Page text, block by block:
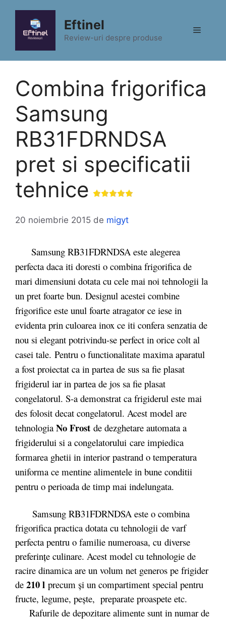
conținut
Eftinel
Review-uri despre produse
Meniu
Combina frigorifica
Samsung
RB31FDRNDSA
pret si specificatii
tehnice
20 noiembrie 2015 de migyt
Samsung RB31FDRNDSA este alegerea
perfecta daca iti doresti o combina frigorifica de
mari dimensiuni dotata cu cele mai noi tehnologii la
un pret foarte bun. Designul acestei combine
frigorifice este unul foarte atragator ce iese in
evidenta prin culoarea inox ce iti confera senzatia de
nou si elegant potrivindu-se perfect in orice colt al
casei tale. Pentru o functionalitate maxima aparatul
a fost proiectat ca in partea de sus sa fie plasat
frigiderul iar in partea de jos sa fie plasat
congelatorul. S-a demonstrat ca frigiderul este mai
des folosit decat congelatorul. Acest model are
tehnologia No Frost de dezghetare automata a
frigiderului si a congelatorului care impiedica
formarea ghetii in interior pastrand o temperatura
uniforma ce mentine alimentele in bune conditii
pentru o perioada de timp mai indelungata.
Samsung RB31FDRNDSA este o combina
frigorifica practica dotata cu tehnologii de varf
perfecta pentru o familie numeroasa, cu diverse
preferințe culinare. Acest model cu tehnologie de
racire dinamica are un volum net generos pe frigider
de 210 l precum și un compartiment special pentru
fructe, legume, pește, preparate proaspete etc.
Rafurile de depozitare alimente sunt in numar de